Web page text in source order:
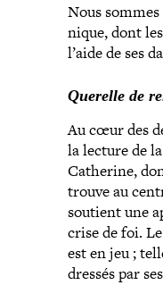
Nous
nique, dont
l’aide de ses
Querelle de
Au cœur des
la lecture de
Catherine,
trouve au
soutient une
crise de foi.
est en jeu ;
dressés par